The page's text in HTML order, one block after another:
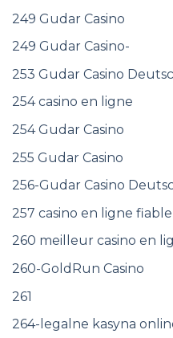
249 Gudar Casino
249 Gudar Casino-
253 Gudar Casino
254 casino en ligne
254 Gudar Casino
255 Gudar Casino
256-Gudar Casino
257 casino en ligne fiable
260 meilleur casino en
260-GoldRun Casino
261
264-legalne kasyna